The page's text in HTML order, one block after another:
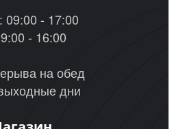
09:00 - 17:00
- 16:00
на обед
дни